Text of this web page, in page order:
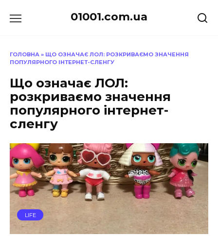
до
01001.com.ua
ГОЛОВНА » ЩО ОЗНАЧАЄ ЛОЛ: РОЗКРИВАЄМО ЗНАЧЕННЯ
ПОПУЛЯРНОГО ІНТЕРНЕТ-СЛЕНГУ
Що означає ЛОЛ:
розкриваємо значення
популярного інтернет-
сленгу
LIFE